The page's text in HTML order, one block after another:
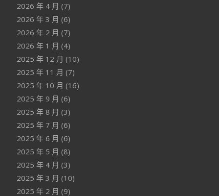
2026 年 4 月 (7)
2026 年 3 月 (6)
2026 年 2 月 (7)
2026 年 1 月 (4)
2025 年 12 月 (10)
2025 年 11 月 (7)
2025 年 10 月 (16)
2025 年 9 月 (6)
2025 年 8 月 (3)
2025 年 7 月 (6)
2025 年 6 月 (6)
2025 年 5 月 (8)
2025 年 4 月 (3)
2025 年 3 月 (10)
2025 年 2 月 (9)